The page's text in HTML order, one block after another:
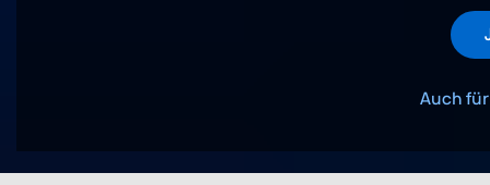
Auch